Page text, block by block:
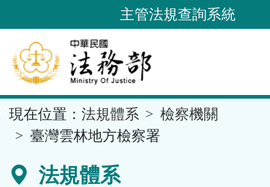
到
要
內
容
區
塊
主管法規查詢系統
現在位置： 法規體系
檢察機關
臺灣雲林地方檢察署
法規體系